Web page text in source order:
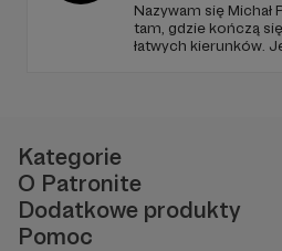
Nazywam się
tam, gdzie kończą się drogi. Nie
łatwych kierunków. Jeśli tu jesteś, to znaczy,
Kategorie
O Patronite
Dodatkowe produkty
Pomoc